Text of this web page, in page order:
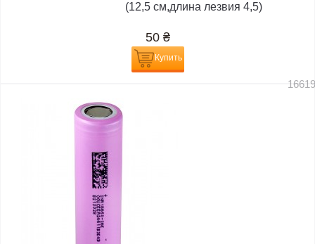
(12,5 см,длина лезвия 4,5)
50 ₴
Купить